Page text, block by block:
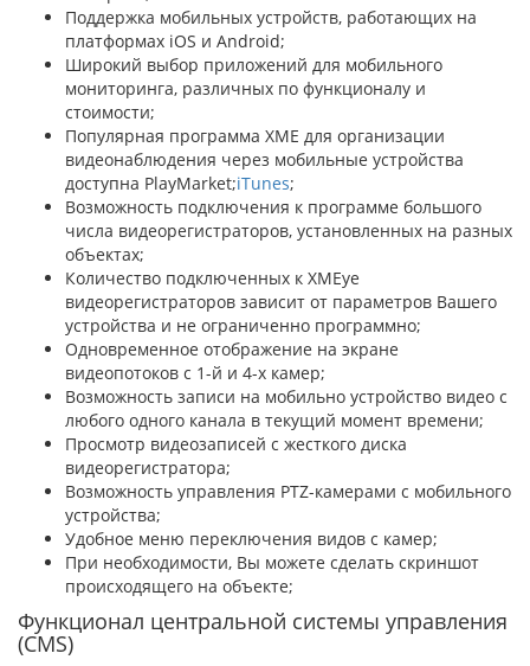
Поддержка мобильных устройств, работающих на
платформах iOS и Android;
Широкий выбор приложений для мобильного
мониторинга, различных по функционалу и
стоимости;
Популярная программа XME для организации
видеонаблюдения через мобильные устройства
доступна PlayMarket;iTunes;
Возможность подключения к программе большого
числа видеорегистраторов, установленных на разных
объектах;
Количество подключенных к XMEye
видеорегистраторов зависит от параметров Вашего
устройства и не ограниченно программно;
Одновременное отображение на экране
видеопотоков с 1-й и 4-х камер;
Возможность записи на мобильно устройство видео с
любого одного канала в текущий момент времени;
Просмотр видеозаписей с жесткого диска
видеорегистратора;
Возможность управления PTZ-камерами с мобильного
устройства;
Удобное меню переключения видов с камер;
При необходимости, Вы можете сделать скриншот
происходящего на объекте;
Функционал центральной системы управления
(CMS)